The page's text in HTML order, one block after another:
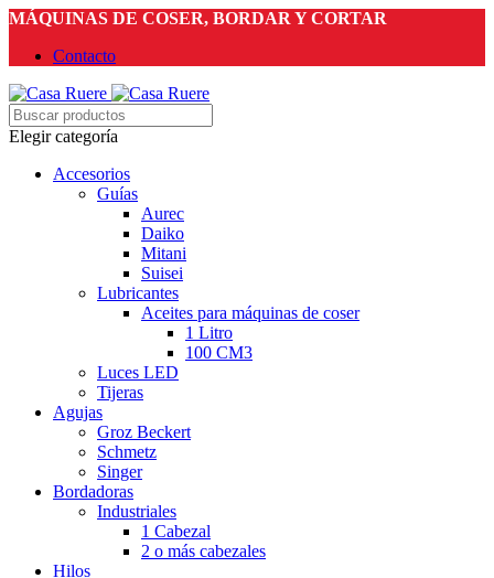
MÁQUINAS DE COSER, BORDAR Y CORTAR
Contacto
Elegir categoría
Accesorios
Guías
Aurec
Daiko
Mitani
Suisei
Lubricantes
Aceites para máquinas de coser
1 Litro
100 CM3
Luces LED
Tijeras
Agujas
Groz Beckert
Schmetz
Singer
Bordadoras
Industriales
1 Cabezal
2 o más cabezales
Hilos